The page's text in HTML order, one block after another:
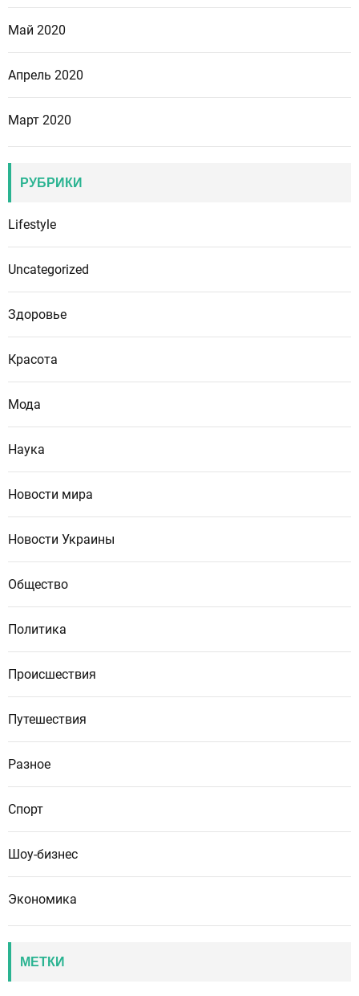
Май 2020
Апрель 2020
Март 2020
РУБРИКИ
Lifestyle
Uncategorized
Здоровье
Красота
Мода
Наука
Новости мира
Новости Украины
Общество
Политика
Происшествия
Путешествия
Разное
Спорт
Шоу-бизнес
Экономика
МЕТКИ